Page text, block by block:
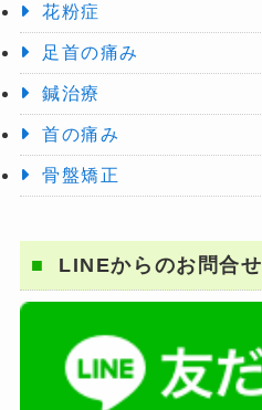
花粉症
足首の痛み
鍼治療
首の痛み
骨盤矯正
LINEからのお問合せ